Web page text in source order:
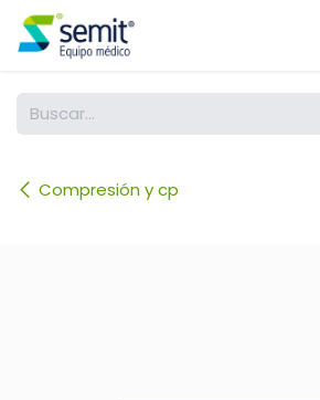
Ir al contenido
Compresión y cp